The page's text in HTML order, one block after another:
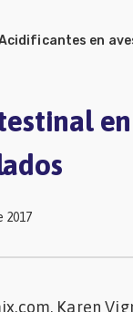
en
2017
Karen